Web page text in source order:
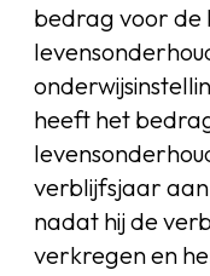
bedrag voor de
heeft het
verblijfsjaar
nadat hij de
verkregen en